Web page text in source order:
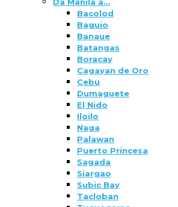
Bacolod
Baguio
Banaue
Batangas
Boracay
Cagayan de Oro
Cebu
Dumaguete
El Nido
Iloilo
Naga
Palawan
Puerto Princesa
Sagada
Siargao
Subic Bay
Tacloban